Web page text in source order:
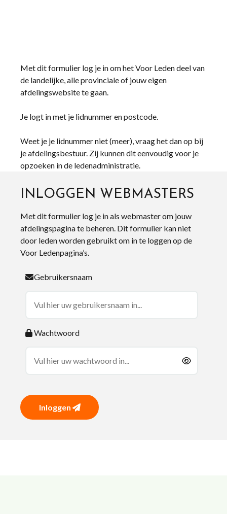
Met dit formulier log je in om het Voor Leden deel van
de landelijke, alle provinciale of jouw eigen
afdelingswebsite te gaan.
Je logt in met je lidnummer en postcode.
Weet je je lidnummer niet (meer), vraag het dan op bij
je afdelingsbestuur. Zij kunnen dit eenvoudig voor je
opzoeken in de ledenadministratie.
INLOGGEN WEBMASTERS
Met dit formulier log je in als webmaster om jouw
afdelingspagina te beheren. Dit formulier kan niet
door leden worden gebruikt om in te loggen op de
Voor Ledenpagina’s.
Gebruikersnaam
Wachtwoord
Inloggen